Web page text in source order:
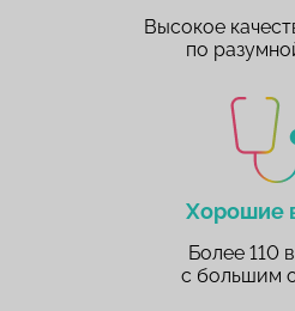
Высокое
по
Хорошие
Более 110
с большим